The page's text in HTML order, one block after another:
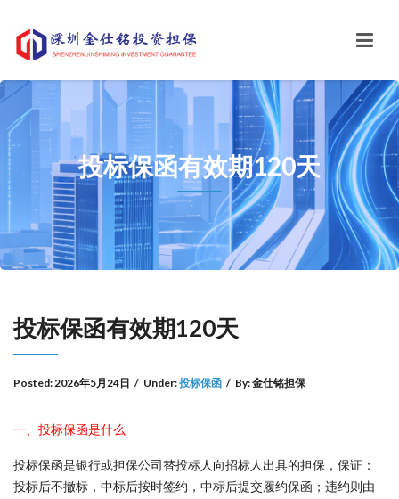
投标保函有效期120天
投标保函有效期120天
Posted:2026年5月24日 / Under:投标保函 / By:金仕铭担保
一、投标保函是什么
投标保函是银行或担保公司替投标人向招标人出具的担保，保证：
投标后不撤标，中标后按时签约，中标后提交履约保函；违约则由